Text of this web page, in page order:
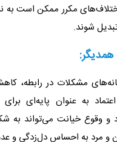
مکرر ممکن است به
شوند.
همدیگر:
مشکلات در رابطه،
به عنوان پایه‌ای برای
وقوع خیانت می‌تواند به
و مرد به احساس دل‌زدگی و